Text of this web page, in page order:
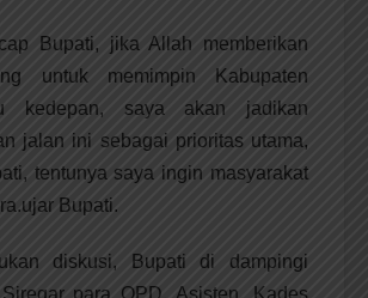
Bupati, jika Allah memberikan
untuk memimpin Kabupaten
kedepan, saya akan jadikan
jalan ini sebagai prioritas utama,
tentunya saya ingin masyarakat
Bupati.
diskusi, Bupati di dampingi